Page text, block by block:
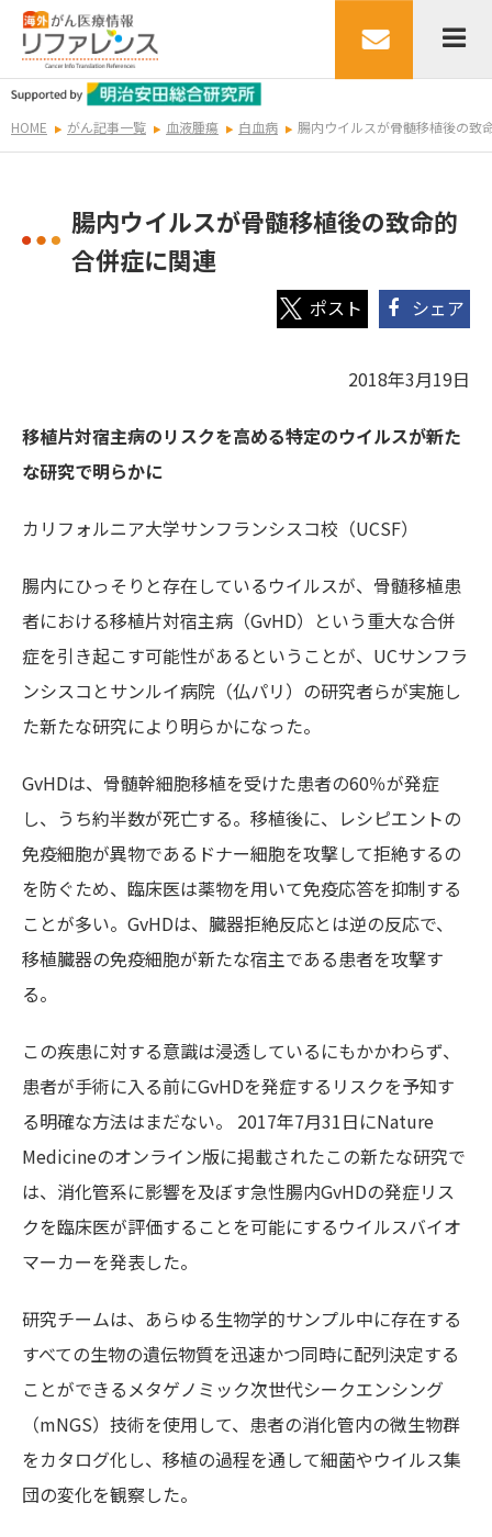
HOME がん記事一覧 血液腫瘍 白血病 腸内ウイルスが骨髄移植後の致
腸内ウイルスが骨髄移植後の致命的
合併症に関連
シェア
2018年3月19日
移植片対宿主病のリスクを高める特定のウイルスが新た
な研究で明らかに
カリフォルニア大学サンフランシスコ校（UCSF）
腸内にひっそりと存在しているウイルスが、骨髄移植患
者における移植片対宿主病（GvHD）という重大な合併
症を引き起こす可能性があるということが、UCサンフラ
ンシスコとサンルイ病院（仏パリ）の研究者らが実施し
た新たな研究により明らかになった。
GvHDは、骨髄幹細胞移植を受けた患者の60％が発症
し、うち約半数が死亡する。移植後に、レシピエントの
免疫細胞が異物であるドナー細胞を攻撃して拒絶するの
を防ぐため、臨床医は薬物を用いて免疫応答を抑制する
ことが多い。GvHDは、臓器拒絶反応とは逆の反応で、
移植臓器の免疫細胞が新たな宿主である患者を攻撃す
る。
この疾患に対する意識は浸透しているにもかかわらず、
患者が手術に入る前にGvHDを発症するリスクを予知す
る明確な方法はまだない。 2017年7月31日にNature
Medicineのオンライン版に掲載されたこの新たな研究で
は、消化管系に影響を及ぼす急性腸内GvHDの発症リス
クを臨床医が評価することを可能にするウイルスバイオ
マーカーを発表した。
研究チームは、あらゆる生物学的サンプル中に存在する
すべての生物の遺伝物質を迅速かつ同時に配列決定する
ことができるメタゲノミック次世代シークエンシング
（mNGS）技術を使用して、患者の消化管内の微生物群
をカタログ化し、移植の過程を通して細菌やウイルス集
団の変化を観察した。